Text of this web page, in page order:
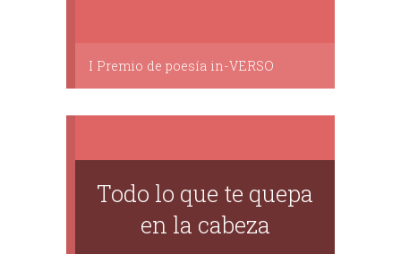
I Premio de poesía in-VERSO
Todo lo que te quepa
en la cabeza